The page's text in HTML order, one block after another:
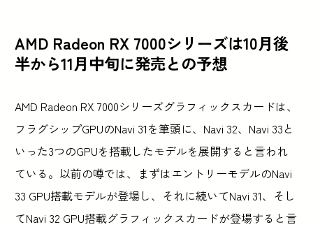
AMD Radeon RX 7000シリーズは10月後
半から11月中旬に発売との予想
AMD Radeon RX 7000シリーズグラフィックスカードは、
フラグシップGPUのNavi 31を筆頭に、Navi 32、Navi 33と
いった3つのGPUを搭載したモデルを展開すると言われ
ている。以前の噂では、まずはエントリーモデルのNavi
33 GPU搭載モデルが登場し、それに続いてNavi 31、そし
てNavi 32 GPU搭載グラフィックスカードが登場すると言